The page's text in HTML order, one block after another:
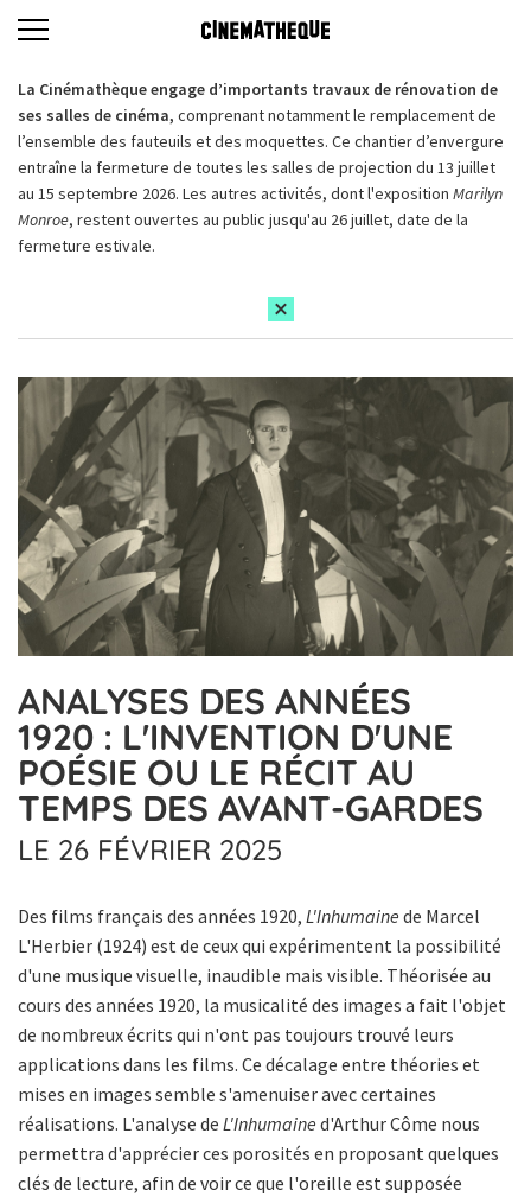
La Cinémathèque engage d’importants travaux de rénovation de
ses salles de cinéma, comprenant notamment le remplacement de
l’ensemble des fauteuils et des moquettes. Ce chantier d’envergure
entraîne la fermeture de toutes les salles de projection du 13 juillet
au 15 septembre 2026. Les autres activités, dont l'exposition Marilyn
Monroe, restent ouvertes au public jusqu'au 26 juillet, date de la
fermeture estivale.
ANALYSES DES ANNÉES
1920 : L'INVENTION D'UNE
POÉSIE OU LE RÉCIT AU
TEMPS DES AVANT-GARDES
LE 26 FÉVRIER 2025
Des films français des années 1920, L'Inhumaine de Marcel
L'Herbier (1924) est de ceux qui expérimentent la possibilité
d'une musique visuelle, inaudible mais visible. Théorisée au
cours des années 1920, la musicalité des images a fait l'objet
de nombreux écrits qui n'ont pas toujours trouvé leurs
applications dans les films. Ce décalage entre théories et
mises en images semble s'amenuiser avec certaines
réalisations. L'analyse de L'Inhumaine d'Arthur Côme nous
permettra d'apprécier ces porosités en proposant quelques
clés de lecture, afin de voir ce que l'oreille est supposée